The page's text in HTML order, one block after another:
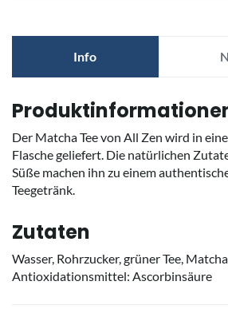
Info
Der Matcha Tee von All Zen wird in
Flasche geliefert. Die natürlichen
Süße machen ihn zu einem
Teegetränk.
Zutaten
Wasser, Rohrzucker, grüner Tee,
Antioxidationsmittel: Ascorbinsäure